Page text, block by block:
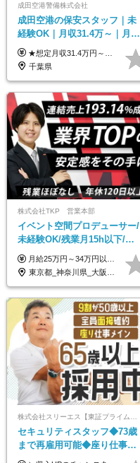
成田空港警備株式会社
成田空港の保安スタッフ｜未
経験OK｜月収31.4万～｜月
2.5万の単身寮｜住宅手当&家
族手当｜入社祝い金15万
★想定月収31.4万円～＋賞与年2回（59万円以上） ★入社お祝い金15万円支給 ★水道+光熱費無料の家賃がリーズナブルな社員寮(単身寮)あり！ ★住宅手当&家族手当あり 月給24万5000円以上(基本給21万1000円＋業務別手当35,000円)＋賞与年2回（賞与支給額：59万円以上を想定）＋残業代全額 ※みなし残業なし！残業代は全額支給します。 ※資格手当・深夜手当など、様々な手当をご用意しています。 ※入社お祝い金は１か月経過後、3ヶ月経過後、6ヶ月経過後に各5万円ずつ給与に加算して支給いたします。 ※指定の検定資格をお持ちの方には別途手当を支給します。入社後に取得した場合は給与に加算し支給します。 ・施設警備 1級7,000円 2級4,000円 ・交通誘導 1級7,000円 2級4,000円 ・雑踏警備 1級7,000円 2級4,000円 など
千葉県
株式会社TKP 営業本部
イベント空間プロデューサー/
未経験OK/残業月15h以下/豊
富な福利厚生/全国募集/平均有
給取得日数14.9日
月給25万円～34万円以上＋各種手当＋残業代＋賞与年2回（昨年度2～4ヶ月分） 初年度想定年収：350万円～ ＜クラス・経験別の月給目安＞ ■メンバークラス：月給25万円以上 ■店長やSVなどのマネジメント経験者：月給30万円～スタート可 ■リーダークラス：月給34万円以上 ※月給は配属エリア・経験・能力を考慮して決定します（前職の経験・収入をお聞かせください）。 ※上記にはみなし残業手当20～30時間分（メンバー：3万1134円以上、経験5年以上：5万2448円以上、リーダー：5万9441円以上）を含みます。 ※超過分は別途支給いたします。
東京都_神奈川県_大阪府_愛知県_北海道_宮城県_静岡県_京都府_広島県_福岡県
株式会社スリーエス【東証プライム上場グループ】
セキュリティスタッフ◆73歳
まで再雇用可能◆座り仕事中
心◆東証プライム上場G◆応